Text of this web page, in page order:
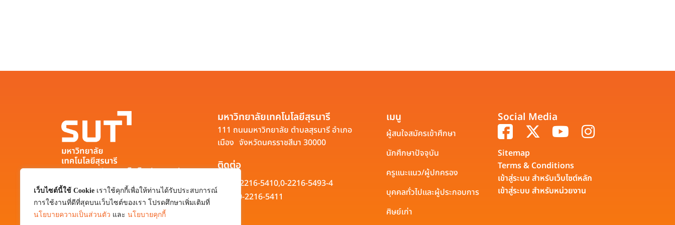
เว็บไซต์นี้ใช้ Cookie เราใช้คุกกี้เพื่อให้ท่านได้รับประสบการณ์
การใช้งานที่ดีที่สุดบนเว็บไซต์ของเรา โปรดศึกษาเพิ่มเติมที่
นโยบายความเป็นส่วนตัว และ นโยบายคุกกี้
มหาวิทยาลัยเทคโนโลยีสุรนารี
111 ถนนมหาวิทยาลัย ตำบลสุรนารี อำเภอ
เมือง จังหวัดนครราชสีมา 30000
0-4422-3000
มหาวิทยาลัยเทคโนโลยีสุรนารี
111 ถนนมหาวิทยาลัย ตำบลสุรนารี อำเภอ
เมือง จังหวัดนครราชสีมา 30000
ติดต่อ
0-2216-5410,0-2216-5493-4
0-2216-5411
เมนู
ผู้สนใจสมัครเข้าศึกษา
นักศึกษาปัจจุบัน
ครูแนะแนว/ผู้ปกครอง
บุคคลทั่วไปและผู้ประกอบการ
ศิษย์เก่า
Social Media
Sitemap
Terms & Conditions
เข้าสู่ระบบ สำหรับเว็บไซต์หลัก
เข้าสู่ระบบ สำหรับหน่วยงาน